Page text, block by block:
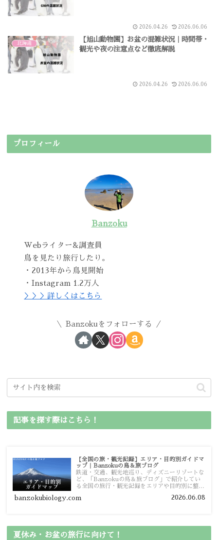
2026.04.26 2026.06.06
北海道
【旭山動物園】お盆の混雑状況｜時間帯・
観光や夜の注意点など徹底解説
2026.04.26 2026.06.06
プロフィール
Banzoku
Webライター&調査員
鳥を見たり旅行したり。
・2013年から鳥見開始
・Instagram 1.2万人
＞＞＞詳しくはこちら
Banzokuをフォローする
記事を探す際はこちら！
【全国の旅・観光記録】エリア・目的別ガイドマ
ップ｜Banzokuの鳥＆旅ブログ
鉄道・交通、観光地巡り、ディズニーリゾートな
ど、「Banzokuの鳥＆旅ブログ」で紹介してい
る全国の旅行・観光記録をエリアや目的別に整理
ガイドマップからスムーズに見つけていただけま
banzokubiology.com 2026.06.08
夏休み・お盆の旅行に向けて！